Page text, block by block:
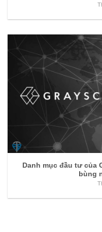
Danh mục đầu tư của
bùng